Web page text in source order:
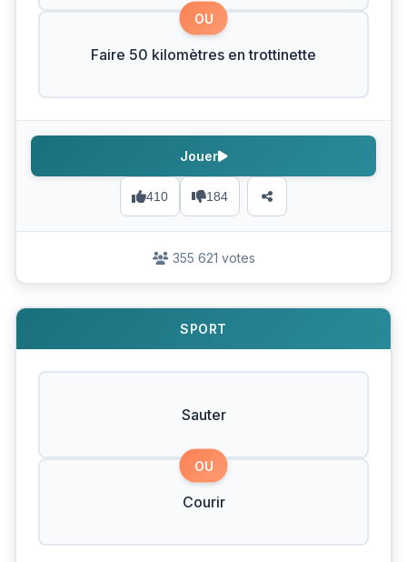
OU
Faire 50 kilomètres en trottinette
410 184
Jouer
355 621 votes
SPORT
Sauter
OU
Courir